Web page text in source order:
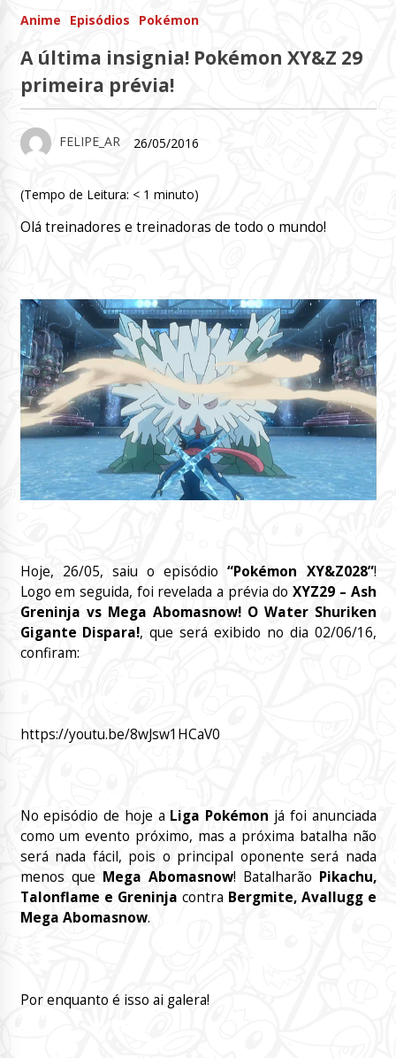
Anime Episódios Pokémon
A última insignia! Pokémon XY&Z 29
primeira prévia!
FELIPE_AR 26/05/2016
(Tempo de Leitura: < 1 minuto)
Olá treinadores e treinadoras de todo o mundo!
Hoje, 26/05, saiu o episódio“Pokémon XY&Z028”!
Logo em seguida, foi revelada a prévia doXYZ29 – Ash
Greninja vs Mega Abomasnow! O Water Shuriken
Gigante Dispara!, que será exibido no dia 02/06/16,
confiram:
https://youtu.be/8wJsw1HCaV0
No episódio de hoje a Liga Pokémon já foi anunciada
como um evento próximo, mas a próxima batalha não
será nada fácil, pois o principal oponente será nada
menos que Mega Abomasnow! Batalharão Pikachu,
Talonflame e Greninja contra Bergmite, Avallugg e
Mega Abomasnow.
Por enquanto é isso ai galera!